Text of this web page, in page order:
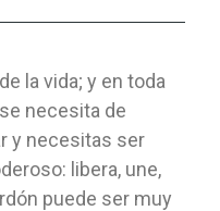
la vida; y en toda
necesita de
y necesitas ser
libera, une,
puede ser muy